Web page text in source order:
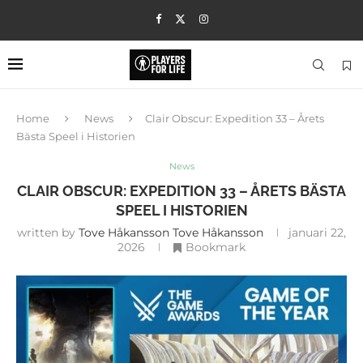
Home News
Clair Obscur: Expedition 33 – Årets
Bästa Speel i Historien
News
CLAIR OBSCUR: EXPEDITION 33 – ÅRETS BÄSTA
SPEEL I HISTORIEN
written by Tove Håkansson Tove Håkansson
januari 22,
2026
Bookmark